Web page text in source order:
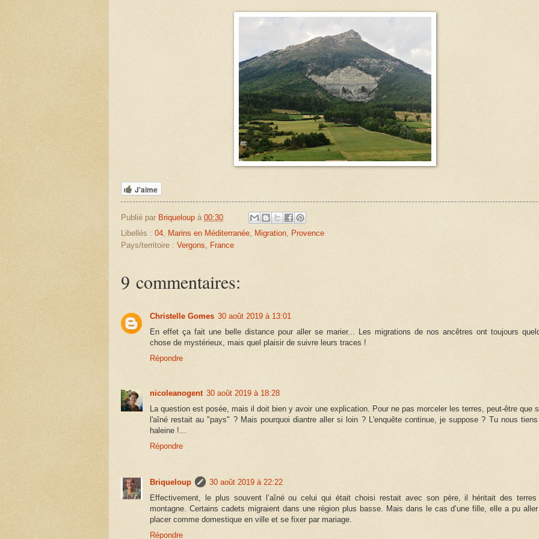
J'aime
Publié par Briqueloup à 00:30
Libellés : 04, Marins en Méditerranée, Migration, Provence
Pays/territoire : Vergons, France
9 commentaires:
Christelle Gomes 30 août 2019 à 13:01
En effet ça fait une belle distance pour aller se marier... Les migrations de nos ancêtres ont toujours
chose de mystérieux, mais quel plaisir de suivre leurs traces !
Répondre
nicoleanogent 30 août 2019 à 18:28
La question est posée, mais il doit bien y avoir une explication. Pour ne pas morceler les terres, peut-être que
l'aîné restait au "pays" ? Mais pourquoi diantre aller si loin ? L'enquête continue, je suppose ? Tu nous
haleine !...
Répondre
Briqueloup
30 août 2019 à 22:22
Effectivement, le plus souvent l’aîné ou celui qui était choisi restait avec son père, il héritait des terres
montagne. Certains cadets migraient dans une région plus basse. Mais dans le cas d’une fille, elle a pu
placer comme domestique en ville et se fixer par mariage.
Répondre